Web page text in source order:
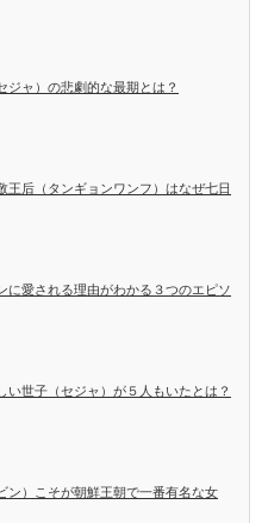
ジャ）の悲劇的な最期とは？
王后（タンギョンワンフ）はなぜ七日
に愛される理由がわかる３つのエピソ
い世子（セジャ）が５人もいたとは？
ン）こそが朝鮮王朝で一番有名な女